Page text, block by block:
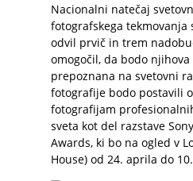
Nacionalni natečaj
fotografskega tekmovanja
odvil prvič in trem
omogočil, da bodo
prepoznana na svetovni
fotografije bodo postavili
fotografijam
sveta kot del razstave
Awards, ki bo na ogled v
House) od 24. aprila do